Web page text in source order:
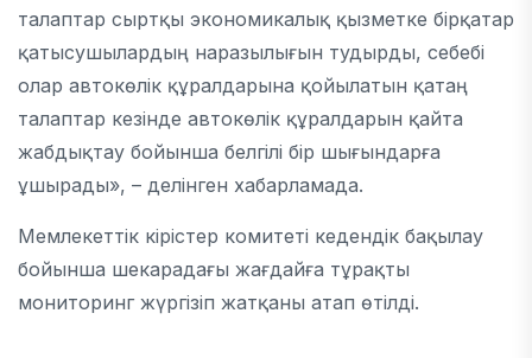
талаптар сыртқы экономикалық қызметке бірқатар
қатысушылардың наразылығын тудырды, себебі
олар автокөлік құралдарына қойылатын қатаң
талаптар кезінде автокөлік құралдарын қайта
жабдықтау бойынша белгілі бір шығындарға
ұшырады», – делінген хабарламада.
Мемлекеттік кірістер комитеті кедендік бақылау
бойынша шекарадағы жағдайға тұрақты
мониторинг жүргізіп жатқаны атап өтілді.